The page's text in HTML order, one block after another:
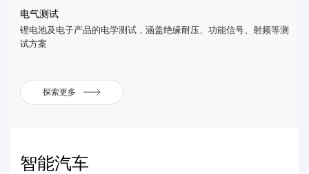
电气测试
锂电池及电子产品的电学测试，涵盖绝缘耐压、功能信号、射频等测
试方案
探索更多
智能汽车